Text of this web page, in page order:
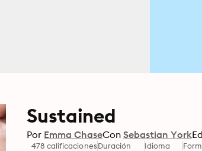
Sustained
Por Emma ChaseCon Sebastian York
478 calificacionesDuración Idioma